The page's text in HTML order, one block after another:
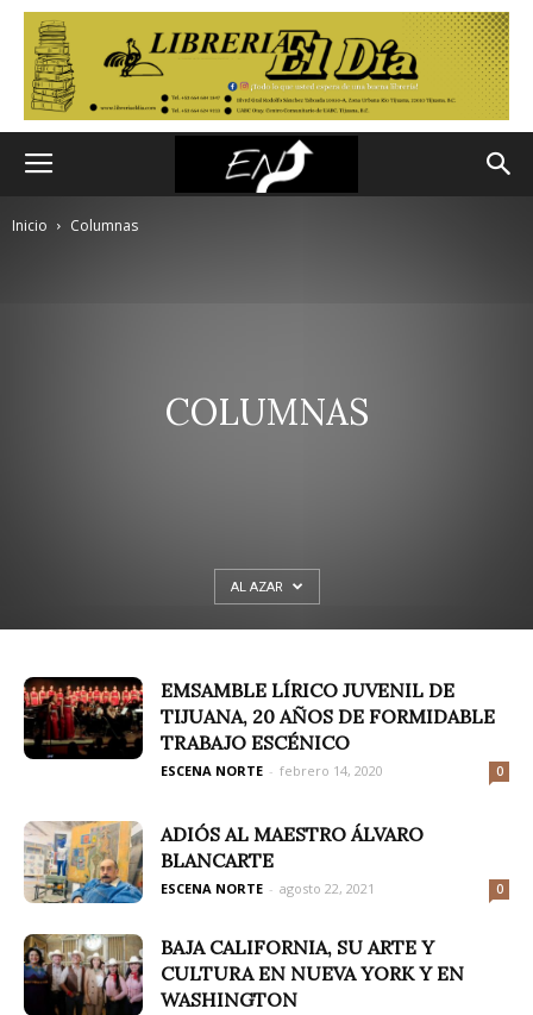
Inicio Columnas
COLUMNAS
AL AZAR
EMSAMBLE LÍRICO JUVENIL DE
TIJUANA, 20 AÑOS DE FORMIDABLE
TRABAJO ESCÉNICO
ESCENA NORTE - febrero 14, 2020 0
ADIÓS AL MAESTRO ÁLVARO
BLANCARTE
ESCENA NORTE - agosto 22, 2021 0
BAJA CALIFORNIA, SU ARTE Y
CULTURA EN NUEVA YORK Y EN
WASHINGTON